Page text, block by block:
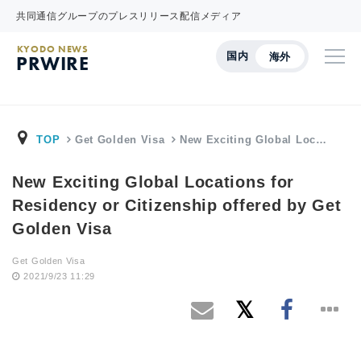
共同通信グループのプレスリリース配信メディア
国内 海外
KYODO NEWS
PRWIRE
TOP Get Golden Visa New Exciting Global Loc…
New Exciting Global Locations for
Residency or Citizenship offered by Get
Golden Visa
Get Golden Visa
2021/9/23 11:29